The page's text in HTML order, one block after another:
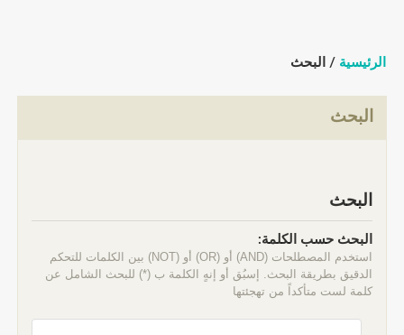
الرئيسية / البحث
البحث
البحث
البحث حسب الكلمة:
استخدم المصطلحات (AND) أو (OR) أو (NOT) بين الكلمات للتحكم
الدقيق بطريقة البحث. إسبُق أو إنهٍ الكلمة ب (*) للبحث الشامل عن
كلمة لست متأكداً من تهجئتها